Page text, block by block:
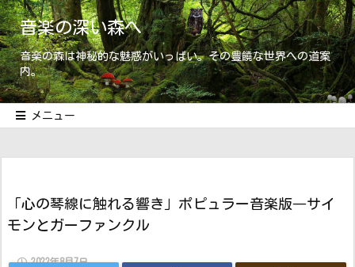
音楽の深い森へ
音楽の森は神秘的な魅惑がいっぱい。その豊饒な世界への道案
内。
メニュー
「心の琴線に触れる響き」ポピュラー音楽版―サイ
モンとガーファンクル
2022年8月7日